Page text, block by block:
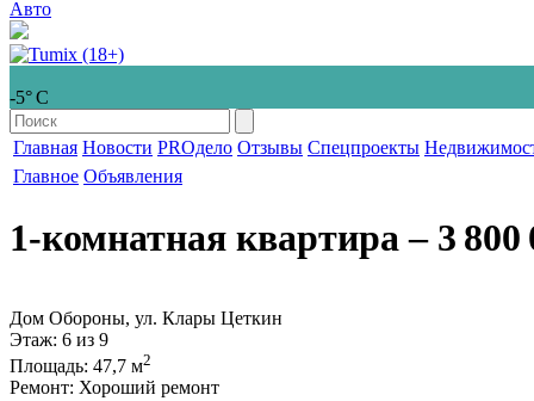
Авто
-5° С
Главная Новости PROдело Отзывы Спецпроекты
Главное Объявления
1-комнатная квартира‒ 3 800
Дом Обороны, ул. Клары Цеткин
Этаж: 6 из 9
Площадь: 47,7 м2
Ремонт: Хороший ремонт